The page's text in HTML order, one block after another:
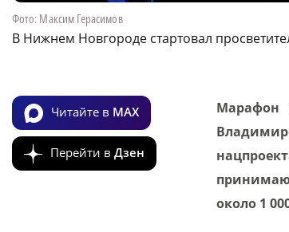
Фото: Максим Герасимов
В Нижнем Новгороде стартовал
Читайте в MAX
Перейти в Дзен
Марафон
около 1